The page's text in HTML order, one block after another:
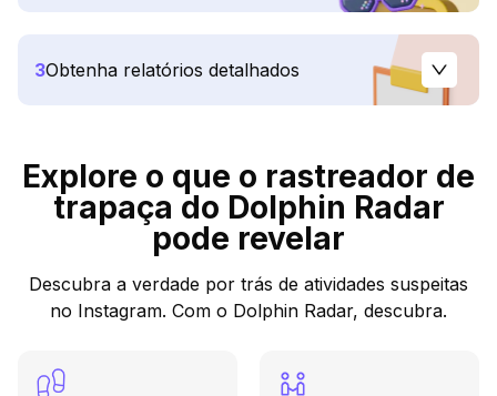
3Obtenha relatórios detalhados
Explore o que o rastreador de
trapaça do Dolphin Radar
pode revelar
Descubra a verdade por trás de atividades suspeitas
no Instagram. Com o Dolphin Radar, descubra.